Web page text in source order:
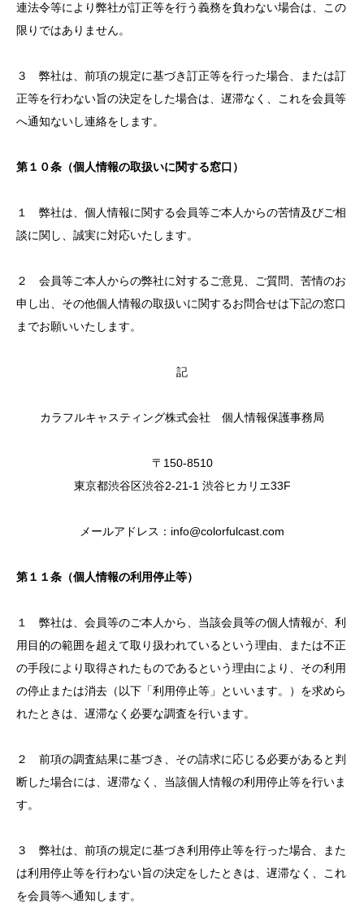
連法令等により弊社が訂正等を行う義務を負わない場合は、この
限りではありません。
３ 弊社は、前項の規定に基づき訂正等を行った場合、または訂
正等を行わない旨の決定をした場合は、遅滞なく、これを会員等
へ通知ないし連絡をします。
第１０条（個人情報の取扱いに関する窓口）
１ 弊社は、個人情報に関する会員等ご本人からの苦情及びご相
談に関し、誠実に対応いたします。
２ 会員等ご本人からの弊社に対するご意見、ご質問、苦情のお
申し出、その他個人情報の取扱いに関するお問合せは下記の窓口
までお願いいたします。
記
カラフルキャスティング株式会社 個人情報保護事務局
〒150-8510
東京都渋谷区渋谷2-21-1 渋谷ヒカリエ33F
メールアドレス：info@colorfulcast.com
第１１条（個人情報の利用停止等）
１ 弊社は、会員等のご本人から、当該会員等の個人情報が、利
用目的の範囲を超えて取り扱われているという理由、または不正
の手段により取得されたものであるという理由により、その利用
の停止または消去（以下「利用停止等」といいます。）を求めら
れたときは、遅滞なく必要な調査を行います。
２ 前項の調査結果に基づき、その請求に応じる必要があると判
断した場合には、遅滞なく、当該個人情報の利用停止等を行いま
す。
３ 弊社は、前項の規定に基づき利用停止等を行った場合、また
は利用停止等を行わない旨の決定をしたときは、遅滞なく、これ
を会員等へ通知します。